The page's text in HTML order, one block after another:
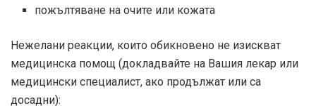
пожълтяване на очите или кожата
Нежелани реакции, които обикновено не изискват
медицинска помощ (докладвайте на Вашия лекар или
медицински специалист, ако продължат или са
досадни):